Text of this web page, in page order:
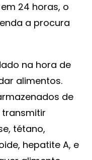
24 horas, o
a procura
na hora de
alimentos.
de
tétano,
hepatite A, e